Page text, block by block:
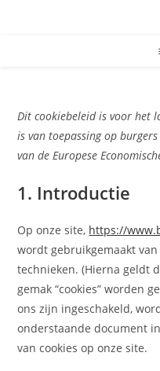
Dit cookiebeleid is voor het
is van toepassing op
van de Europese
1. Introductie
Op onze site, https://
wordt gebruikgemaakt
technieken. (Hierna geldt
gemak “cookies” worden
ons zijn ingeschakeld,
onderstaande document
van cookies op onze site.